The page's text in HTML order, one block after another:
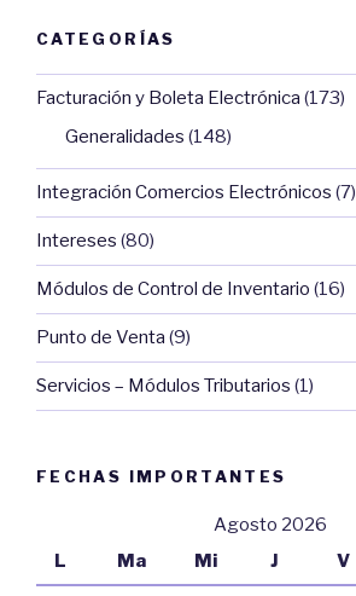
CATEGORÍAS
Facturación y Boleta Electrónica (173)
Generalidades (148)
Integración Comercios Electrónicos (7)
Intereses (80)
Módulos de Control de Inventario (16)
Punto de Venta (9)
Servicios – Módulos Tributarios (1)
FECHAS IMPORTANTES
Agosto 2026
L
Ma Mi J V